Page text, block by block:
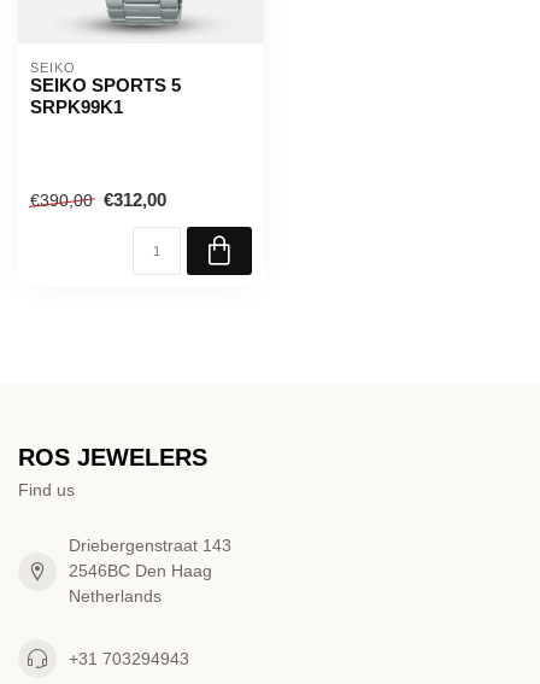
SEIKO
SEIKO SPORTS 5
SRPK99K1
€390,00 €312,00
ROS JEWELERS
Find us
Driebergenstraat 143
2546BC Den Haag
Netherlands
+31 703294943